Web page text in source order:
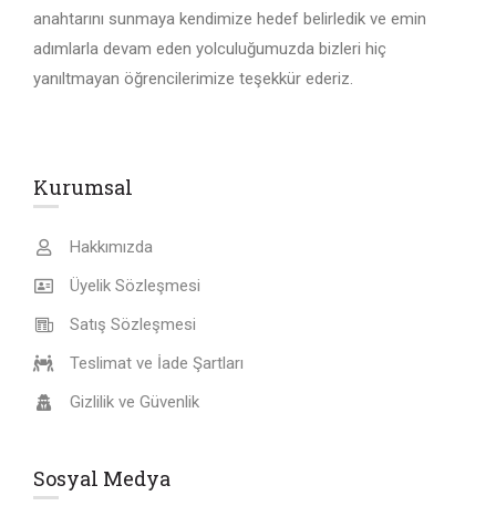
anahtarını sunmaya kendimize hedef belirledik ve emin
adımlarla devam eden yolculuğumuzda bizleri hiç
yanıltmayan öğrencilerimize teşekkür ederiz.
Kurumsal
Hakkımızda
Üyelik Sözleşmesi
Satış Sözleşmesi
Teslimat ve İade Şartları
Gizlilik ve Güvenlik
Sosyal Medya